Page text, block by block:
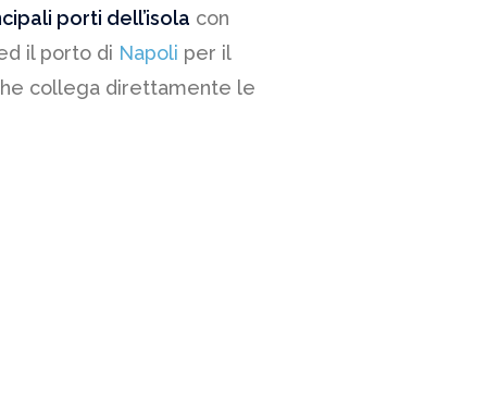
porti dell’isola con
il porto di Napoli per il
collega direttamente le